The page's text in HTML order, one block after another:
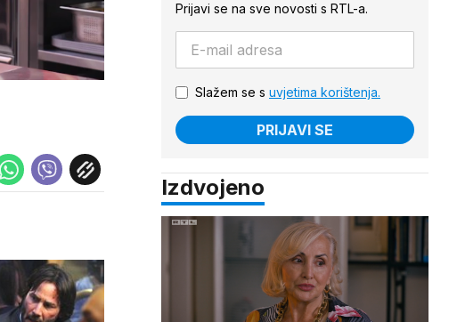
Prijavi se na sve novosti s RTL-a.
Slažem se s uvjetima korištenja.
PRIJAVI SE
Izdvojeno